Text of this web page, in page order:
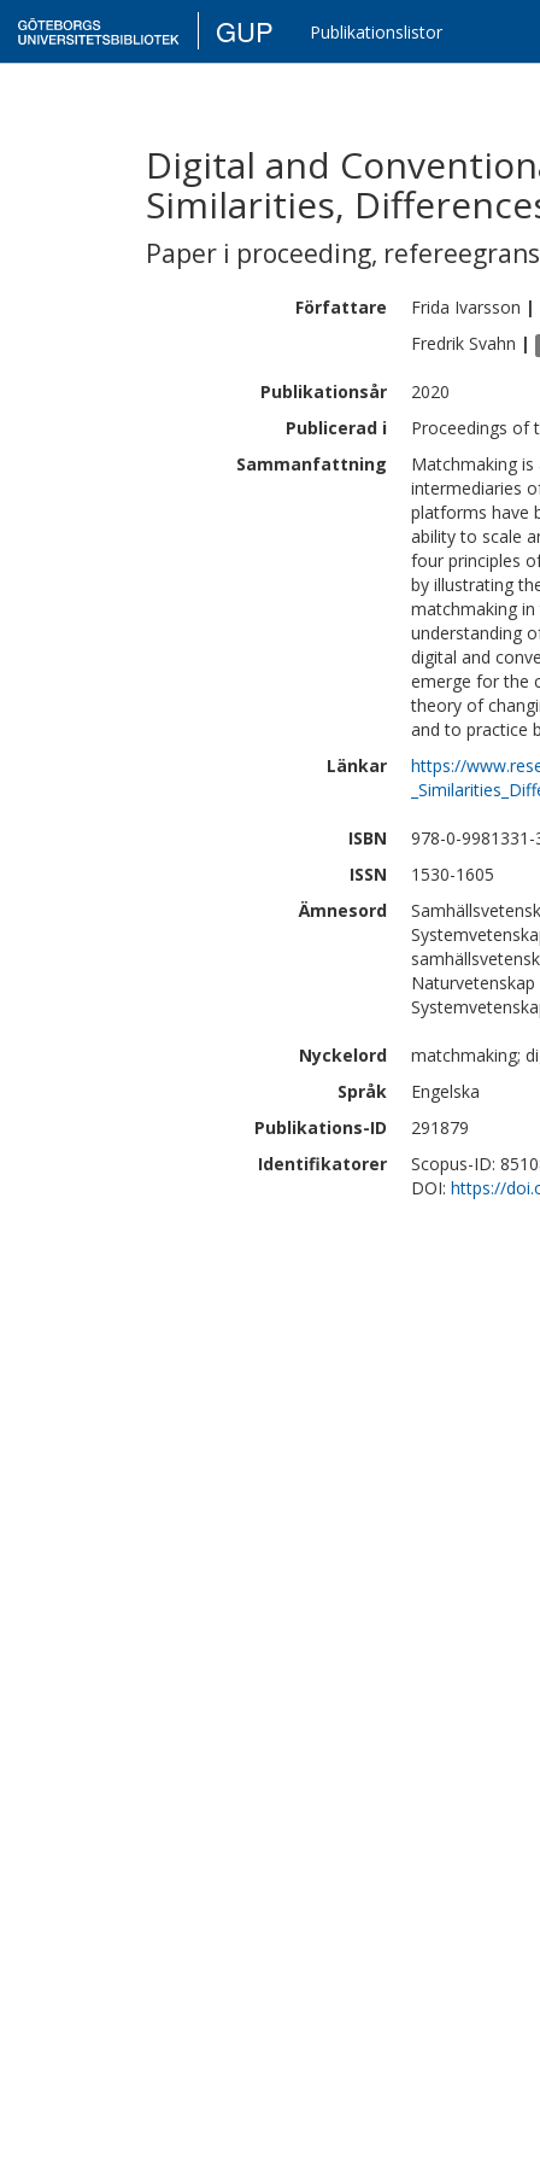
GUP Publikationslistor
Digital and
Similarities,
Paper i proceeding,
Författare Frida Ivarsson |
Fredrik Svahn |
Publikationsår
2020
Publicerad i
Proceedings of
Sammanfattning
Matchmaking
intermediaries
platforms have
ability to scale
four principles
by illustrating
matchmaking
understanding
digital and
emerge for the
theory of
and to practice
Länkar
https://
ISBN
978-0-9981331-
ISSN
1530-1605
Ämnesord
Nyckelord
matchmaking;
Språk
Engelska
Publikations-ID
291879
Identifikatorer
Scopus-ID:
DOI: https://